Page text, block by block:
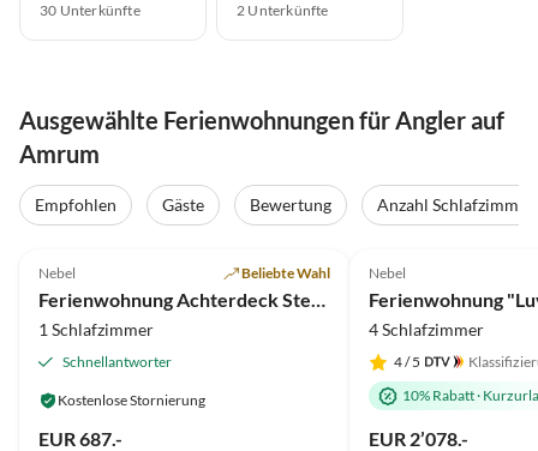
30 Unterkünfte 2 Unterkünfte
Ausgewählte Ferienwohnungen für Angler auf
Amrum
Empfohlen Gäste Bewertung
Anzahl Schlafzimmer
Nebel Beliebte Wahl
1 Schlafzimmer
Schnellantworter
Kostenlose Stornierung
EUR 687.-
Nebel
4 Schlafzimmer
4/ 5
10% Rabatt·
EUR 2’078.-